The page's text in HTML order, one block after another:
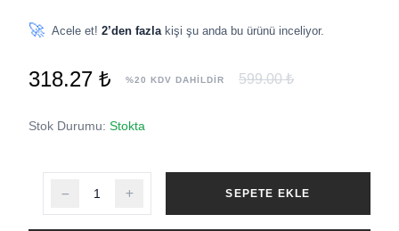
🚀 Acele et! 2’den fazla kişi şu anda bu ürünü inceliyor.
318.27 ₺ %20 KDV DAHİLDİR 599.00 ₺
Stok Durumu: Stokta
SEPETE EKLE